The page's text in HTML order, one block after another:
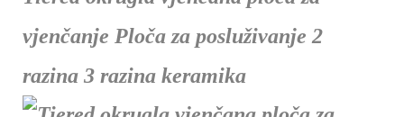
vjenčanje Ploča za posluživanje 2
razina 3 razina keramika